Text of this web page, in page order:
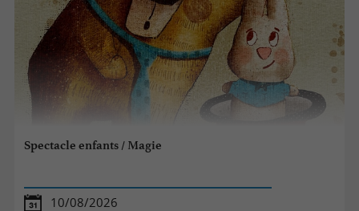
Spectacle enfants / Magie
10/08/2026